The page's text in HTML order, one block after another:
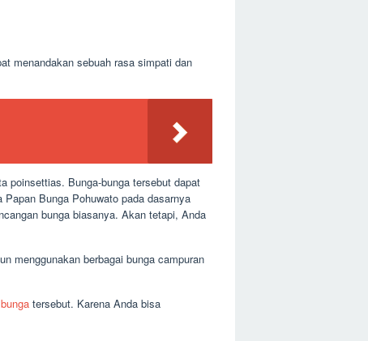
menandakan sebuah rasa simpati dan
poinsettias. Bunga-bunga tersebut dapat
Bunga Pohuwato pada dasarnya
bunga biasanya. Akan tetapi, Anda
menggunakan berbagai bunga campuran
tersebut. Karena Anda bisa